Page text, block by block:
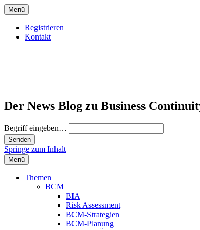
Menü
Registrieren
Kontakt
Der News Blog zu Business
Begriff eingeben…
Springe zum Inhalt
Menü
Themen
BCM
BIA
Risk Assessment
BCM-Strategien
BCM-Planung